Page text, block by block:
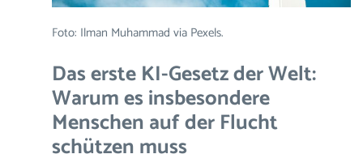
Foto: Ilman Muhammad via Pexels.
Das erste KI-Gesetz der Welt:
Warum es insbesondere
Menschen auf der Flucht
schützen muss